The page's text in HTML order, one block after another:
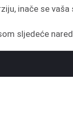
inače se
sljedeće